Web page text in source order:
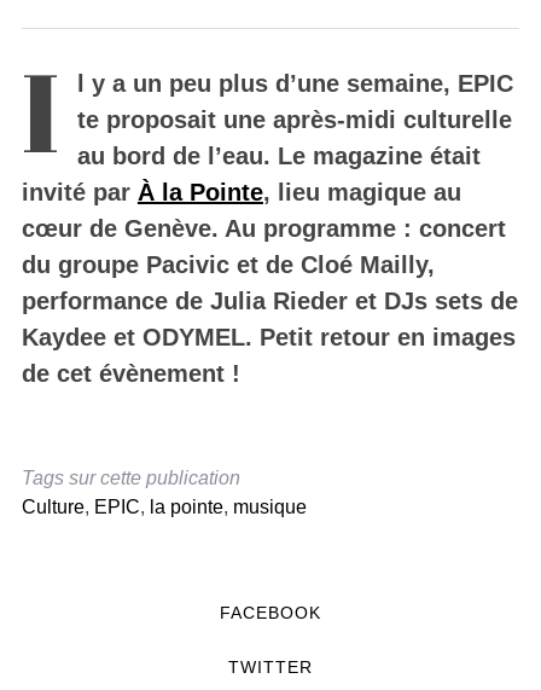
I
l y a un peu plus d’une semaine, EPIC
te proposait une après-midi culturelle
au bord de l’eau. Le magazine était
invité par À la Pointe, lieu magique au
cœur de Genève. Au programme : concert
du groupe Pacivic et de Cloé Mailly,
performance de Julia Rieder et DJs sets de
Kaydee et ODYMEL. Petit retour en images
de cet évènement !
Tags sur cette publication
Culture, EPIC, la pointe, musique
FACEBOOK
TWITTER